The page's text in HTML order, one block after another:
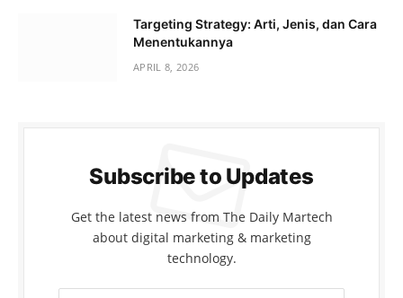
Targeting Strategy: Arti, Jenis, dan Cara
Menentukannya
APRIL 8, 2026
Subscribe to Updates
Get the latest news from The Daily Martech
about digital marketing & marketing
technology.